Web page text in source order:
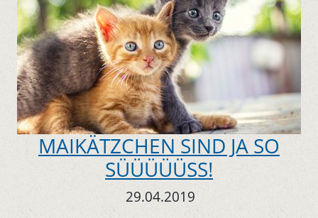
MAIKÄTZCHEN SIND JA SO
SÜÜÜÜÜSS!
29.04.2019